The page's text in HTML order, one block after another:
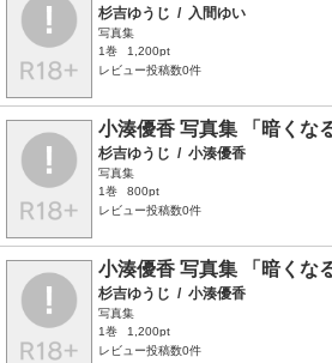
杉吉ゆうじ / 入間ゆい
写真集
1巻
1,200pt
レビュー投稿数0件
小湊優香 写真集 「暗くな
杉吉ゆうじ / 小湊優香
写真集
1巻
800pt
レビュー投稿数0件
小湊優香 写真集 「暗くな
杉吉ゆうじ / 小湊優香
写真集
1巻
1,200pt
レビュー投稿数0件